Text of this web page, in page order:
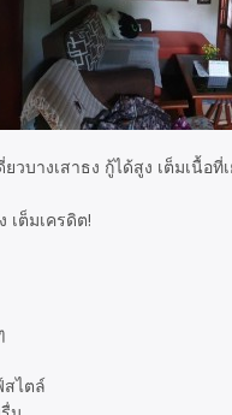
างเสาธง กู้ได้สูง เต็มเนื้อที่
ต็มเครดิต!
ไตล์